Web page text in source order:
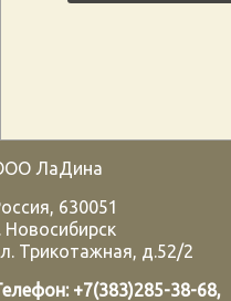
ЛаДина
, 630051
Новосибирск
Трикотажная, д.52/2
+7(383)285-38-68,